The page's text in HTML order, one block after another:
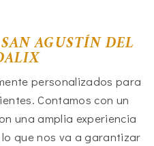
AGUSTÍN DEL
personalizados para
Contamos con un
una amplia experiencia
que nos va a garantizar